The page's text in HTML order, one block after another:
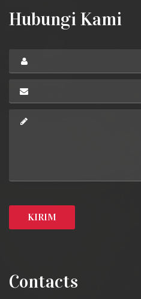
Hubungi Kami
Contacts